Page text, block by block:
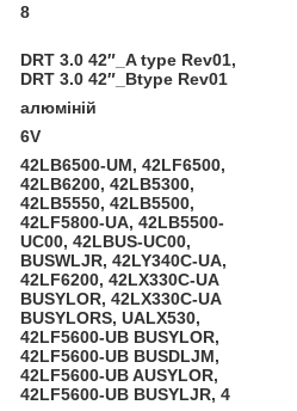
8
DRT 3.0 42″_A type Rev01,
DRT 3.0 42″_Btype Rev01
алюміній
6V
42LB6500-UM, 42LF6500,
42LB6200, 42LB5300,
42LB5550, 42LB5500,
42LF5800-UA, 42LB5500-
UC00, 42LBUS-UC00,
BUSWLJR, 42LY340C-UA,
42LF6200, 42LX330C-UA
BUSYLOR, 42LX330C-UA
BUSYLORS, UALX530,
42LF5600-UB BUSYLOR,
42LF5600-UB BUSDLJM,
42LF5600-UB AUSYLOR,
42LF5600-UB BUSYLJR, 4